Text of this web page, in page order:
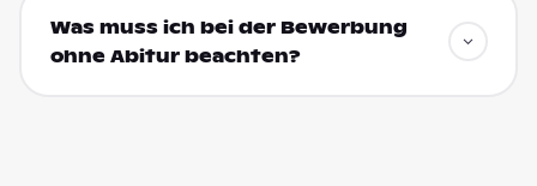
Was muss ich bei der Bewerbung
ohne Abitur beachten?